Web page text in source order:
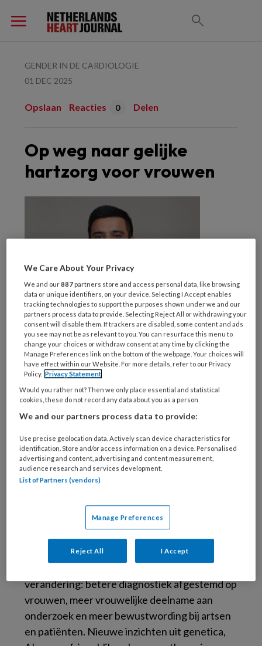
GENDER IN DE CARDIOLOGIE
01 DEC 2025
Opslaan Reacties 0 Delen
Op weg naar gelijke
hartzorg voor vrouwen
Arsalan Siddiqui (Universiteit Nevada, Las Vegas)
Arsalan Siddiqui (UNLV Las Vegas) en collega’s
bevestigen in hun artikel dat hart- en
vaatziekten wereldwijd de grootste
doodsoorzaak zijn, maar vrouwen krijgen
structureel minder effectieve zorg. Hun
geïnterpreteerd, omdat richtlijnen en
diagnostiek vooral op mannen zijn gebaseerd.
Onderzoek toont aan dat gender elke stap
accurate tests bij vrouwen. Toch blijven zij
ondervertegenwoordigd in klinische studies,
waardoor essentiële kennis ontbreekt.
verandering: betere diagnostiek afgestemd op
vrouwen, meer vrouwelijke deelname aan
onderzoek en meer bewustwording bij artsen
en patiënten. Nieuwe inzichten uit genetica,
We Care About Your Privacy
We and our887 partners store and access personal data, like browsing
data or unique identifiers, on your device. Selecting I Accept enables
tracking technologies to support the purposes shown under we and our
partners process data to provide. Selecting Reject All or withdrawing your
consent will disable them. If trackers are disabled, some content and ads
you see may not be as relevant to you. You can resurface this menu to
change your choices or withdraw consent at any time by clicking the
Manage Preferences link on the bottom of the webpage. Your choices will
have effect within our Website. For more details, refer to our Privacy
Policy. Privacy Statement
Would you rather not? Then we only place essential and statistical
cookies, these do not record any data about you as a person
We and our partners process data to provide:
Use precise geolocation data. Actively scan device characteristics for
identification. Store and/or access information on a device. Personalised
advertising and content, advertising and content measurement,
audience research and services development.
List of Partners (vendors)
Manage Preferences
Reject All I Accept